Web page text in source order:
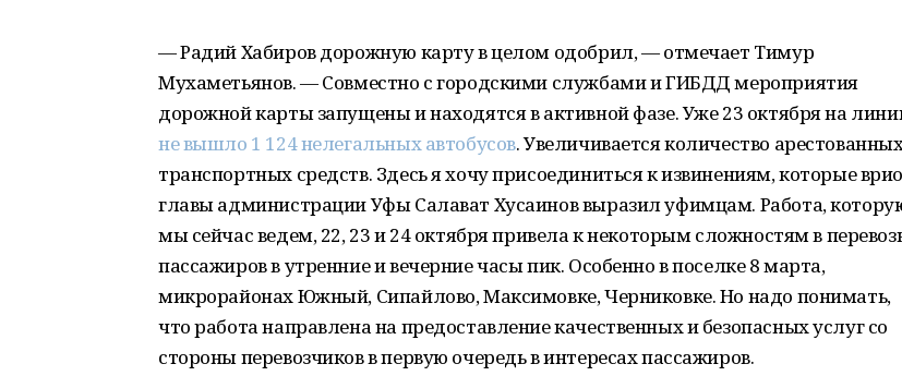
— Радий Хабиров дорожную карту в целом одобрил, — отмечает Тимур
Мухаметьянов. — Совместно с городскими службами и ГИБДД мероприятия
дорожной карты запущены и находятся в активной фазе. Уже 23 октября на
не вышло 1 124 нелегальных автобусов. Увеличивается количество
транспортных средств. Здесь я хочу присоединиться к извинениям, которые врио
главы администрации Уфы Салават Хусаинов выразил уфимцам. Работа,
мы сейчас ведем, 22, 23 и 24 октября привела к некоторым сложностям в
пассажиров в утренние и вечерние часы пик. Особенно в поселке 8 марта,
микрорайонах Южный, Сипайлово, Максимовке, Черниковке. Но надо понимать,
что работа направлена на предоставление качественных и безопасных услуг со
стороны перевозчиков в первую очередь в интересах пассажиров.